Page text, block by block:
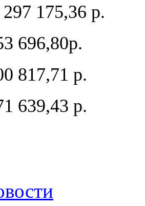
175,36 р.
696,80р.
817,71 р.
639,43 р.